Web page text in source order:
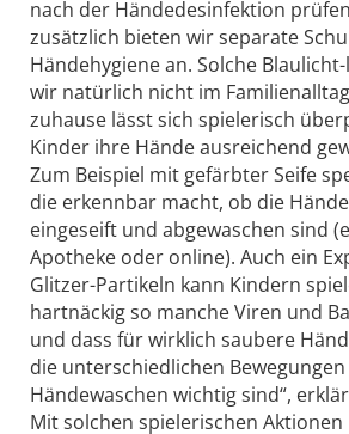
nach der Händedesinfektion
zusätzlich bieten wir separate
Händehygiene an. Solche
wir natürlich nicht im
zuhause lässt sich spielerisch
Kinder ihre Hände ausreichend
Zum Beispiel mit gefärbter Seife
die erkennbar macht, ob die
eingeseift und abgewaschen sind
Apotheke oder online). Auch ein
Glitzer-Partikeln kann Kindern
hartnäckig so manche Viren und
und dass für wirklich saubere
die unterschiedlichen
Händewaschen wichtig sind“,
Mit solchen spielerischen Aktionen